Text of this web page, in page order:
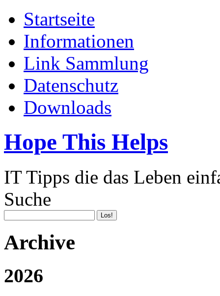
Startseite
Informationen
Link Sammlung
Datenschutz
Downloads
Hope This Helps
IT Tipps die das Leben
Suche
Archive
2026